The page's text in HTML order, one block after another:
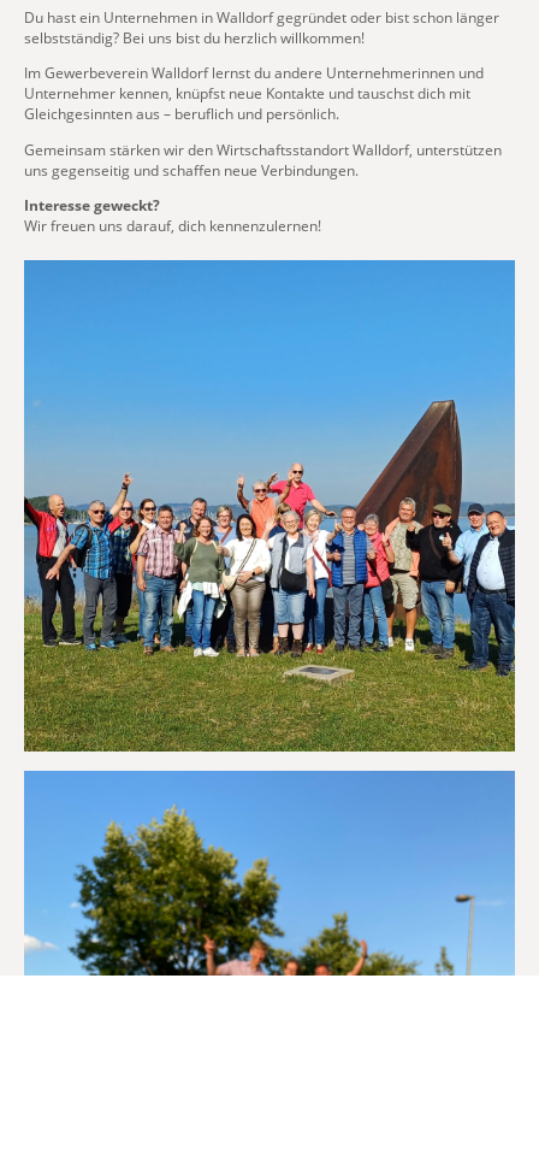
Du hast ein Unternehmen in Walldorf gegründet oder bist schon länger
selbstständig? Bei uns bist du herzlich willkommen!
Im Gewerbeverein Walldorf lernst du andere Unternehmerinnen und
Unternehmer kennen, knüpfst neue Kontakte und tauschst dich mit
Gleichgesinnten aus – beruflich und persönlich.
Gemeinsam stärken wir den Wirtschaftsstandort Walldorf, unterstützen
uns gegenseitig und schaffen neue Verbindungen.
Interesse geweckt?
Wir freuen uns darauf, dich kennenzulernen!